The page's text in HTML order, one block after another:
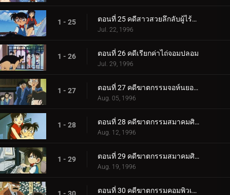
1 - 25 ตอนที่ 25 คดีสาวสวยลึกลับผู้ไร้ความทรงจำ
Jul. 22, 1996
1 - 26 ตอนที่ 26 คดีเรียกค่าไถ่จอมปลอม
Jul. 29, 1996
1 - 27 ตอนที่ 27 คดีฆาตกรรมจอห์นยอดสุนัข
Aug. 05, 1996
1 - 28 ตอนที่ 28 คดีฆาตกรรมสมาคมศิษย์เก่าของโคโกโร่ (ตอนแรก)
Aug. 12, 1996
1 - 29 ตอนที่ 29 คดีฆาตกรรมสมาคมศิษย์เก่าของโคโกโร่ (ตอนจบ)
Aug. 19, 1996
ตอนที่ 30 คดีฆาตกรรมคอมพิวเตอร์